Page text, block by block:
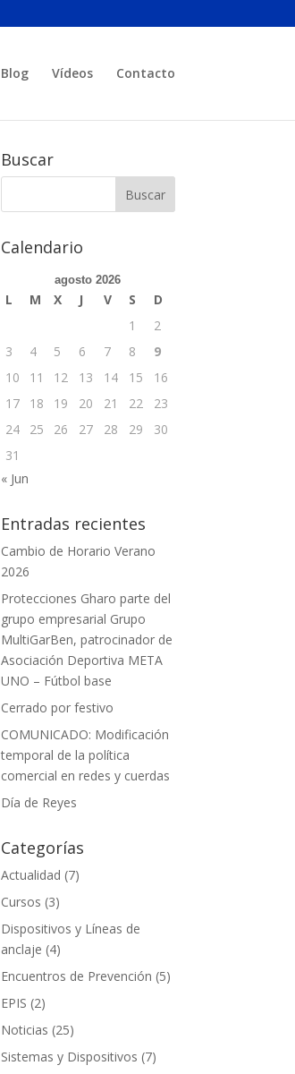
Blog Vídeos Contacto
Buscar
Calendario
agosto 2026
L M X J V S
D
1
2
3
4 5 6 7 8
9
10
11 12 13 14 15
16
17
18 19 20 21 22
23
24
25 26 27 28 29
30
31
« Jun
Entradas recientes
Cambio de Horario Verano
2026
Protecciones Gharo parte del
grupo empresarial Grupo
MultiGarBen, patrocinador de
Asociación Deportiva META
UNO – Fútbol base
Cerrado por festivo
COMUNICADO: Modificación
temporal de la política
comercial en redes y cuerdas
Día de Reyes
Categorías
Actualidad (7)
Cursos (3)
Dispositivos y Líneas de
anclaje (4)
Encuentros de Prevención (5)
EPIS (2)
Noticias (25)
Sistemas y Dispositivos (7)